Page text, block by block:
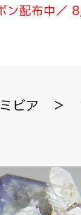
ン配布中／
ビア ＞